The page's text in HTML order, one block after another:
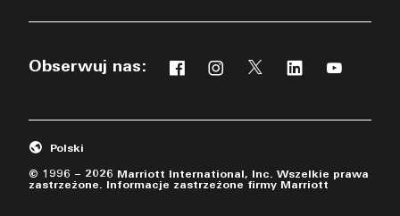
Obserwuj nas:
Facebook
Opens a new window
Instagram
Opens a new window
Twitter
Opens a new
Linkedin
Opens a new
© 1996 – 2026 Marriott International, Inc. Wszelkie prawa
zastrzeżone. Informacje zastrzeżone firmy Marriott
Polski